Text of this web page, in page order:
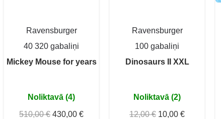
Ravensburger
40 320 gabaliņi
Mickey Mouse for years
Noliktavā (4)
510,00 € 430,00 €
Ravensburger
100 gabaliņi
Dinosaurs II XXL
Noliktavā (2)
12,00 € 10,00 €